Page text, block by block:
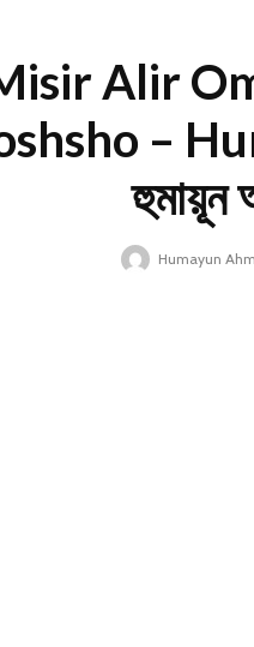
Alir
–
হুমায়ূন
Humayun